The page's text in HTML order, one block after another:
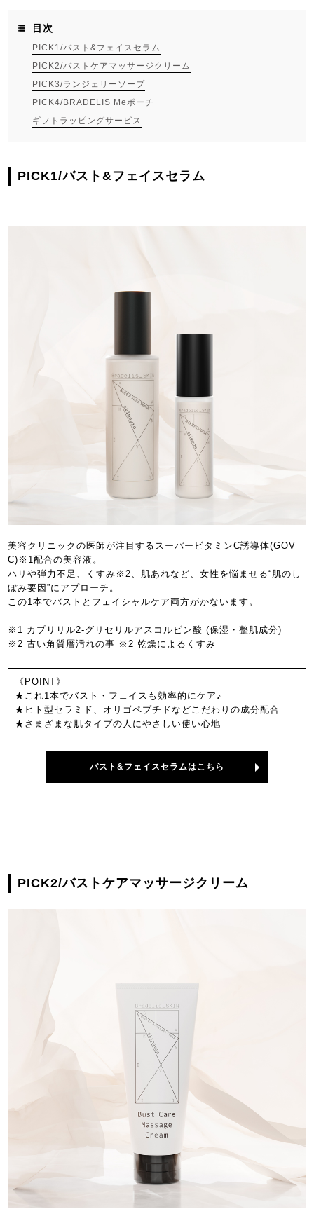
目次
PICK1/バスト&フェイスセラム
PICK2/バストケアマッサージクリーム
PICK3/ランジェリーソープ
PICK4/BRADELIS Meポーチ
ギフトラッピングサービス
PICK1/バスト&フェイスセラム
美容クリニックの医師が注目するスーパービタミンC誘導体(GOV
C)※1配合の美容液。
ハリや弾力不足、くすみ※2、肌あれなど、女性を悩ませる“肌のし
ぼみ要因”にアプローチ。
この1本でバストとフェイシャルケア両方がかないます。
※1 カプリリル2-グリセリルアスコルビン酸 (保湿・整肌成分)
※2 古い角質層汚れの事 ※2 乾燥によるくすみ
《POINT》
★これ1本でバスト・フェイスも効率的にケア♪
★ヒト型セラミド、オリゴペプチドなどこだわりの成分配合
★さまざまな肌タイプの人にやさしい使い心地
バスト&フェイスセラムはこちら
PICK2/バストケアマッサージクリーム